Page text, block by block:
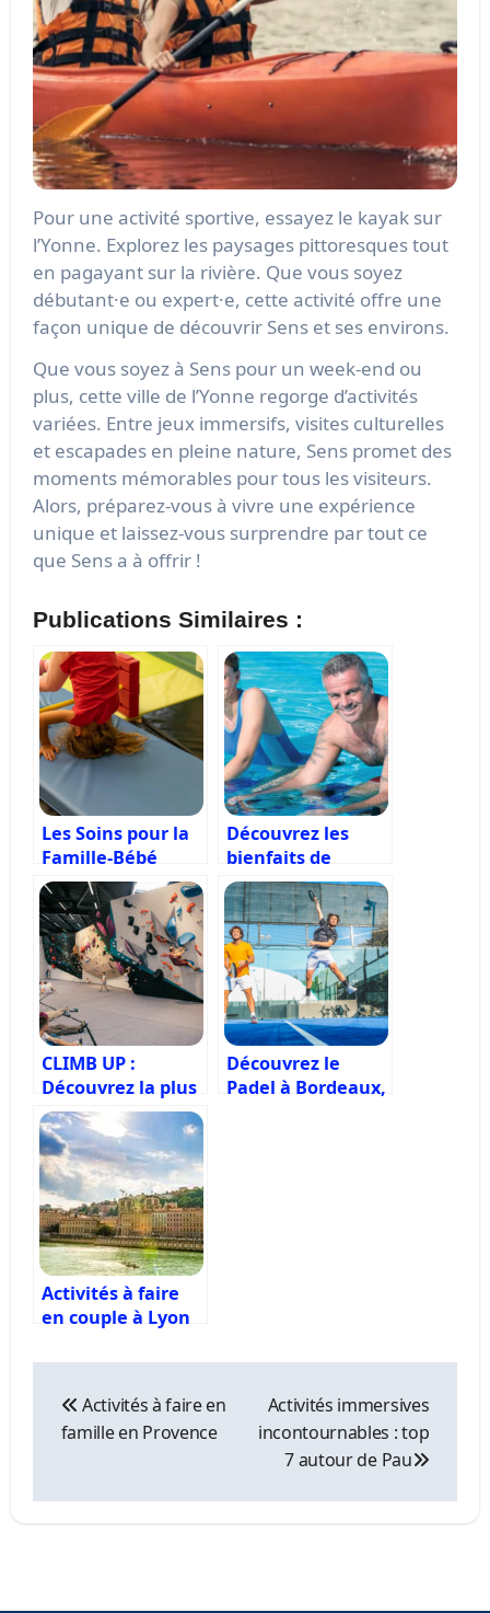
Pour une activité sportive, essayez le kayak sur
l’Yonne. Explorez les paysages pittoresques tout
en pagayant sur la rivière. Que vous soyez
débutant·e ou expert·e, cette activité offre une
façon unique de découvrir Sens et ses environs.
Que vous soyez à Sens pour un week-end ou
plus, cette ville de l’Yonne regorge d’activités
variées. Entre jeux immersifs, visites culturelles
et escapades en pleine nature, Sens promet des
moments mémorables pour tous les visiteurs.
Alors, préparez-vous à vivre une expérience
unique et laissez-vous surprendre par tout ce
que Sens a à offrir !
Publications Similaires :
Les Soins pour la
Famille-Bébé
Découvrez les
bienfaits de
l’Aquabike
CLIMB UP :
Découvrez la plus
grande salle
d’escalade à
Bordeaux
Découvrez le
Padel à Bordeaux,
Activités à faire
en couple à Lyon
l’article
Activités à faire en
famille en Provence
Activités immersives
incontournables : top
7 autour de Pau